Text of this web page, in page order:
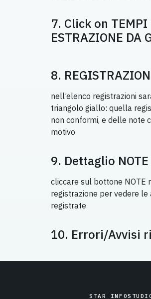
7. Click on TEMPI
ESTRAZIONE DA
8.
nell’elenco registrazioni
triangolo giallo: quella
non conformi, e delle note
motivo
9. Dettaglio NOTE
cliccare sul bottone NOTE
registrazione per vedere le
registrate
10. Errori/Avvisi
STAR